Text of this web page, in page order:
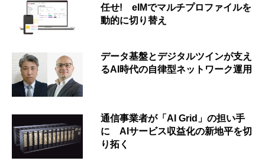
任せ! eIMでマルチプロファイルを
動的に切り替え
データ基盤とデジタルツインが支え
るAI時代の自律型ネットワーク運用
通信事業者が「AI Grid」の担い手
に AIサービス収益化の新地平を切
り拓く